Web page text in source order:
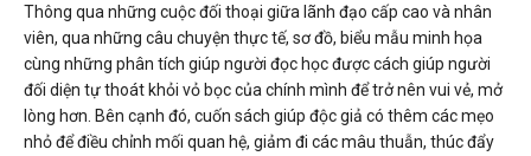
Thông qua những cuộc đối thoại giữa lãnh đạo cấp cao và nhân
viên, qua những câu chuyện thực tế, sơ đồ, biểu mẫu minh họa
cùng những phân tích giúp người đọc học được cách giúp người
đối diện tự thoát khỏi vỏ bọc của chính mình để trở nên vui vẻ, mở
lòng hơn. Bên cạnh đó, cuốn sách giúp độc giả có thêm các mẹo
nhỏ để điều chỉnh mối quan hệ, giảm đi các mâu thuẫn, thúc đẩy